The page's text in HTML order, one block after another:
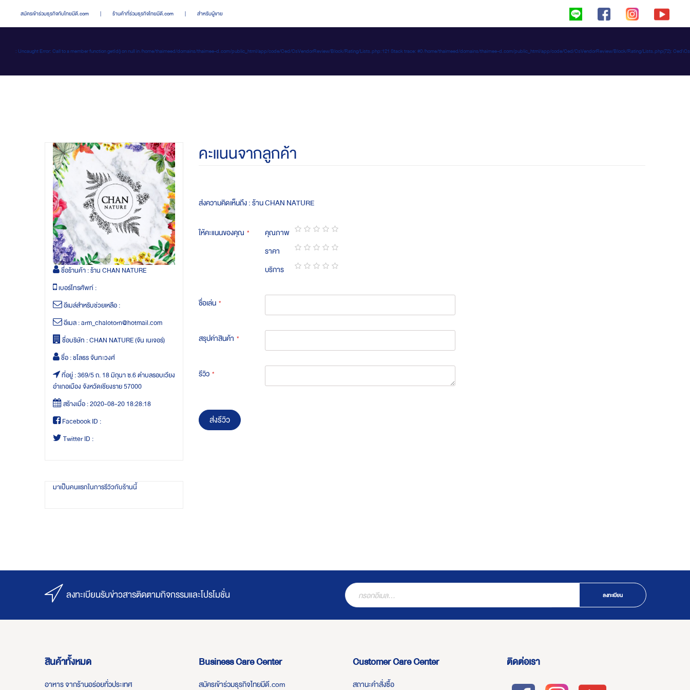
สมัครเข้าร่วมธุรกิจกับไทยมีดี.com | ร้านค้าที่ร่วมธุรกิจไทยมีดี.com | สำหรับผู้ขาย
: Uncaught Error: Call to a member function getId() on null in /home/thaimeed/domains/thaimee-d.com/public_html/app/code/Ced/CsVendorReview/Block/Rating/Lists.php:121 Stack trace: #0 /home/thaimeed/domains/thaimee-d.com/public_html/app/code/Ced/CsVendorReview/Block/Rating/Lists.php(72):
ชื่อร้านค้า :ร้าน CHAN NATURE
เบอร์โทรศัพท์ :
อีเมล์สำหรับช่วยเหลือ :
อีเมล :arm_chalotorn@hotmail.com
ชื่อบริษัท :CHAN NATURE (จัน เนเจอร์)
ชื่อ :ชโลธร จันทะวงศ์
ที่อยู่ :369/5 ถ. 18 มิถุนา ซ.6 ตำบลรอบเวียง
อำเภอเมือง จังหวัดเชียงราย 57000
สร้างเมื่อ :2020-08-20 18:28:18
Facebook ID :
Twitter ID :
มาเป็นคนแรกในการรีวิวกับร้านนี้
คะแนนจากลูกค้า
ส่งความคิดเห็นถึง : ร้าน CHAN NATURE
ให้คะแนนของคุณ คุณภาพ
1
star
2
stars
3
stars
4
stars
5
stars
ราคา
1
star
2
stars
3
stars
4
stars
5
stars
บริการ
ชื่อเล่น
สรุปค่าสินค้า
รีวิว
ส่งรีวิว
ลงทะเบียนรับข่าวสารติดตามกิจกรรมและโปรโมชั่น ลงทะเบียน
สินค้าทั้งหมด
อาหาร จากร้านอร่อยทั่วประเทศ
Business Care Center
สมัครเข้าร่วมธุรกิจไทยมีดี.com
Customer Care Center
สถานะคำสั่งซื้อ
ติดต่อเรา